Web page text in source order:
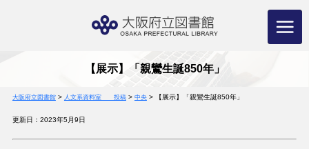
【展示】「親鸞生誕850年」
大阪府立図書館> 人文系資料室 投稿> 中央> 【展示】「親鸞生誕850年」
更新日：2023年5月9日